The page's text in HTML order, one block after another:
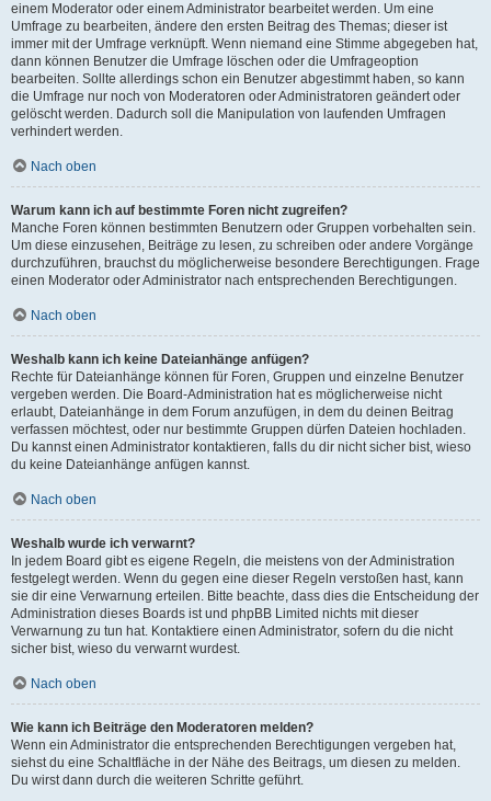
einem Moderator oder einem Administrator bearbeitet werden. Um eine
Umfrage zu bearbeiten, ändere den ersten Beitrag des Themas; dieser ist
immer mit der Umfrage verknüpft. Wenn niemand eine Stimme abgegeben hat,
dann können Benutzer die Umfrage löschen oder die Umfrageoption
bearbeiten. Sollte allerdings schon ein Benutzer abgestimmt haben, so kann
die Umfrage nur noch von Moderatoren oder Administratoren geändert oder
gelöscht werden. Dadurch soll die Manipulation von laufenden Umfragen
verhindert werden.
Nach oben
Warum kann ich auf bestimmte Foren nicht zugreifen?
Manche Foren können bestimmten Benutzern oder Gruppen vorbehalten sein.
Um diese einzusehen, Beiträge zu lesen, zu schreiben oder andere Vorgänge
durchzuführen, brauchst du möglicherweise besondere Berechtigungen. Frage
einen Moderator oder Administrator nach entsprechenden Berechtigungen.
Nach oben
Weshalb kann ich keine Dateianhänge anfügen?
Rechte für Dateianhänge können für Foren, Gruppen und einzelne Benutzer
vergeben werden. Die Board-Administration hat es möglicherweise nicht
erlaubt, Dateianhänge in dem Forum anzufügen, in dem du deinen Beitrag
verfassen möchtest, oder nur bestimmte Gruppen dürfen Dateien hochladen.
Du kannst einen Administrator kontaktieren, falls du dir nicht sicher bist, wieso
du keine Dateianhänge anfügen kannst.
Nach oben
Weshalb wurde ich verwarnt?
In jedem Board gibt es eigene Regeln, die meistens von der Administration
festgelegt werden. Wenn du gegen eine dieser Regeln verstoßen hast, kann
sie dir eine Verwarnung erteilen. Bitte beachte, dass dies die Entscheidung der
Administration dieses Boards ist und phpBB Limited nichts mit dieser
Verwarnung zu tun hat. Kontaktiere einen Administrator, sofern du die nicht
sicher bist, wieso du verwarnt wurdest.
Nach oben
Wie kann ich Beiträge den Moderatoren melden?
Wenn ein Administrator die entsprechenden Berechtigungen vergeben hat,
siehst du eine Schaltfläche in der Nähe des Beitrags, um diesen zu melden.
Du wirst dann durch die weiteren Schritte geführt.